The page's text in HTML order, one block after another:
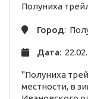
Полуниха
Город:
Дата:
"Полуниха
местности, в